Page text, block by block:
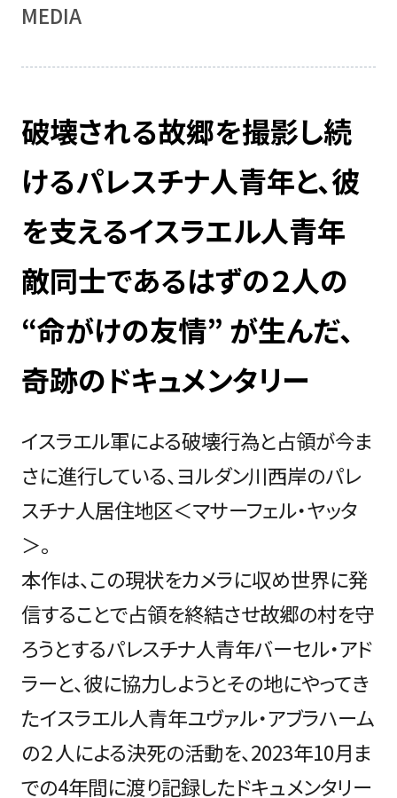
MEDIA
破壊される故郷を撮影し続
けるパレスチナ人青年と、彼
を支えるイスラエル人青年
敵同士であるはずの２人の
“命がけの友情” が生んだ、
奇跡のドキュメンタリー
イスラエル軍による破壊行為と占領が今ま
さに進行している、ヨルダン川西岸のパレ
スチナ人居住地区＜マサーフェル・ヤッタ
＞。
本作は、この現状をカメラに収め世界に発
信することで占領を終結させ故郷の村を守
ろうとするパレスチナ人青年バーセル・アド
ラーと、彼に協力しようとその地にやってき
たイスラエル人青年ユヴァル・アブラハーム
の２人による決死の活動を、2023年10月ま
での4年間に渡り記録したドキュメンタリー